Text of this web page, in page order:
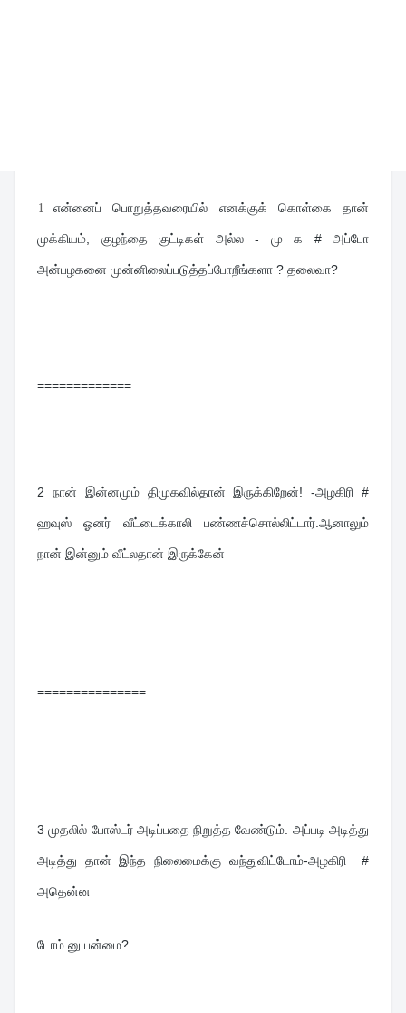
1என்னைப் பொறுத்தவரையில் எனக்குக் கொள்கை தான்
முக்கியம், குழந்தை குட்டிகள் அல்ல - மு க # அப்போ
அன்பழகனை முன்னிலைப்படுத்தப்போறீங்களா ? தலைவா?
=============
2 நான் இன்னமும் திமுகவில்தான் இருக்கிறேன்! -அழகிரி #
ஹவுஸ் ஓனர் வீட்டைக்காலி பண்ணச்சொல்லிட்டார்.ஆனாலும்
நான் இன்னும் வீட்லதான் இருக்கேன்
===============
3 முதலில் போஸ்டர் அடிப்பதை நிறுத்த வேண்டும். அப்படி அடித்து
அடித்து தான் இந்த நிலைமைக்கு வந்துவிட்டோம்-அழகிரி  #
அதென்ன
டோம் னு பன்மை?